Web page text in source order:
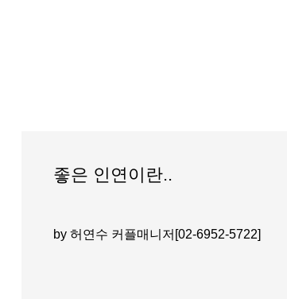
좋은 인연이란..
by 허연수 커플매니저[02-6952-5722]